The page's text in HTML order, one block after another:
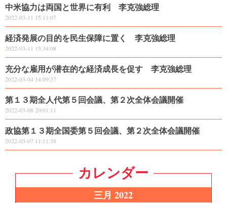
中米協力は両国と世界に有利 李克強総理
2022-03-11 15:11:07
経済発展の目的を民生保障に置く 李克強総理
2022-03-11 15:34:08
充分な雇用が潜在的な経済成長を促す 李克強総理
2022-03-04 14:09:37
第１３期全人代第５回会議、第２次全体会議開催
2022-03-08 20:01:11
政協第１３期全国委第５回会議、第２次全体会議開催
2022-03-07 11:11:38
カレンダー
三月 2022